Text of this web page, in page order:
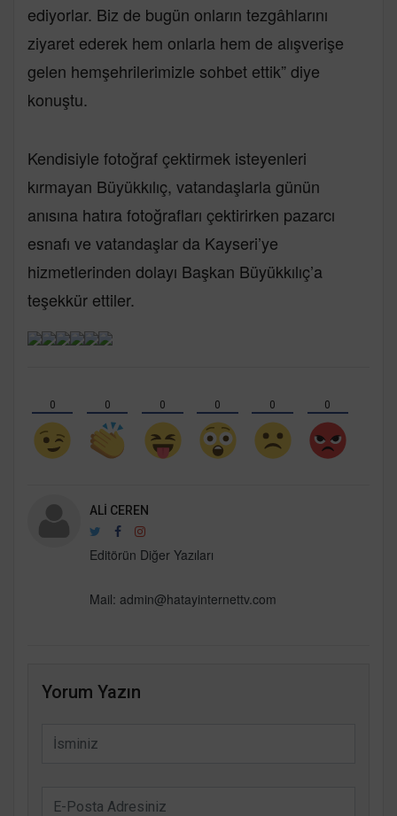
ediyorlar. Biz de bugün onların tezgâhlarını
ziyaret ederek hem onlarla hem de alışverişe
gelen hemşehrilerimizle sohbet ettik” diye
konuştu.
Kendisiyle fotoğraf çektirmek isteyenleri
kırmayan Büyükkılıç, vatandaşlarla günün
anısına hatıra fotoğrafları çektirirken pazarcı
esnafı ve vatandaşlar da Kayseri’ye
hizmetlerinden dolayı Başkan Büyükkılıç’a
teşekkür ettiler.
0 0 0 0 0 0
ALI CEREN
Editörün Diğer Yazıları
Mail: admin@hatayinternettv.com
Yorum Yazın